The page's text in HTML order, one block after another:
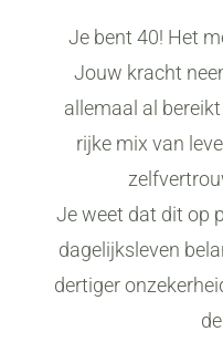
Je bent 40! Het
Jouw kracht
allemaal al
rijke mix van
Je weet dat dit op
dagelijksleven
dertiger